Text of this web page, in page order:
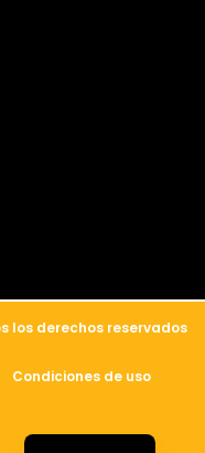
los derechos reservados
Condiciones de uso
العربية